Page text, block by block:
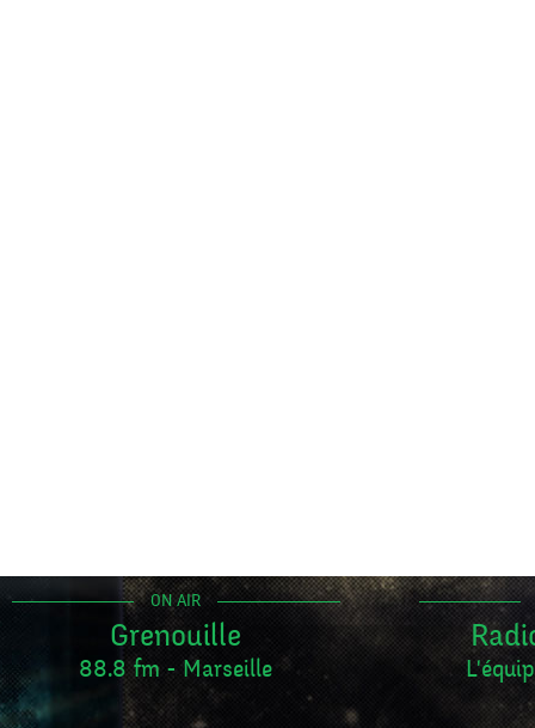
ON AIR
Grenouille
88.8 fm - Marseille